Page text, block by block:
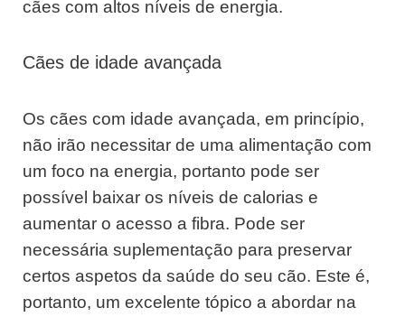
cães com altos níveis de energia.
Cães de idade avançada
Os cães com idade avançada, em princípio,
não irão necessitar de uma alimentação com
um foco na energia, portanto pode ser
possível baixar os níveis de calorias e
aumentar o acesso a fibra. Pode ser
necessária suplementação para preservar
certos aspetos da saúde do seu cão. Este é,
portanto, um excelente tópico a abordar na